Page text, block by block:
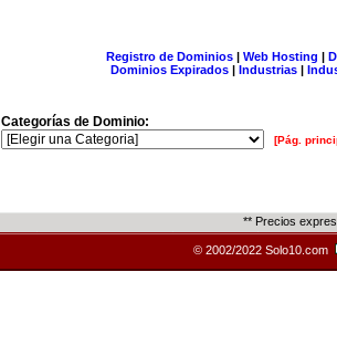
Registro de Dominios| Web Hosting |
Dominios Expirados | Industrias |
Categorías de Dominio:
[Pág.
** Precios
© 2002/2022 Solo10.com